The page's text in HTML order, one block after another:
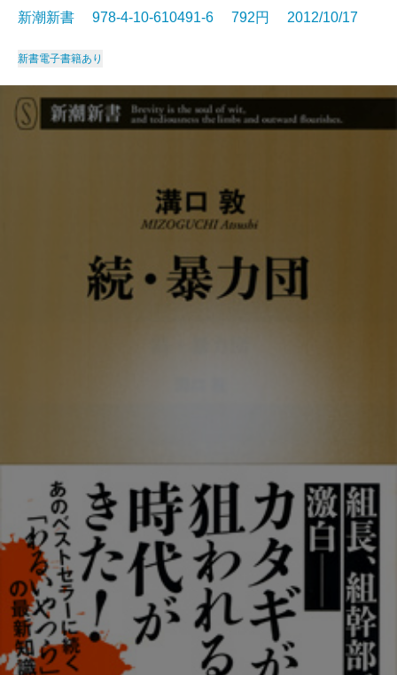
新潮新書 978-4-10-610491-6 792円 2012/10/17
新書電子書籍あり